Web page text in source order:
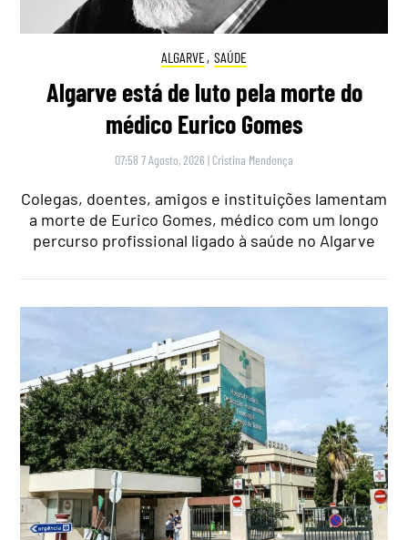
ALGARVE, SAÚDE
Algarve está de luto pela morte do
médico Eurico Gomes
07:58 7 Agosto, 2026 | Cristina Mendonça
Colegas, doentes, amigos e instituições lamentam
a morte de Eurico Gomes, médico com um longo
percurso profissional ligado à saúde no Algarve